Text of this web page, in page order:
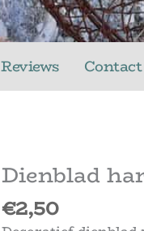
Reviews Contact
Dienblad
€2,50